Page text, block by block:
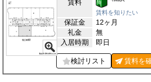
賃料
賃料を知りたい
保証金
12ヶ月
礼金
無
入居時期
即日
検討リスト 賃料を